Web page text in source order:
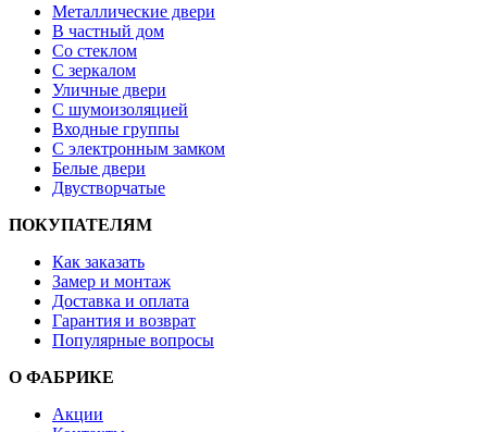
Металлические двери
В частный дом
Со стеклом
С зеркалом
Уличные двери
С шумоизоляцией
Входные группы
С электронным замком
Белые двери
Двустворчатые
ПОКУПАТЕЛЯМ
Как заказать
Замер и монтаж
Доставка и оплата
Гарантия и возврат
Популярные вопросы
О ФАБРИКЕ
Акции